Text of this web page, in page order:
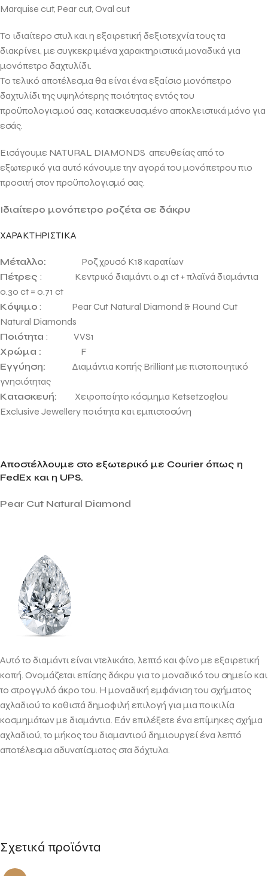
Marquise cut, Pear cut, Oval cut
Το ιδιαίτερο στυλ και η εξαιρετική δεξιοτεχνία τους τα
διακρίνει, με συγκεκριμένα χαρακτηριστικά μοναδικά για
μονόπετρο δαχτυλίδι.
Το τελικό αποτέλεσμα θα είναι ένα εξαίσιο μονόπετρο
δαχτυλίδι της υψηλότερης ποιότητας εντός του
προϋπολογισμού σας, κατασκευασμένο αποκλειστικά μόνο για
εσάς.
Εισάγουμε NATURAL DIAMONDS απευθείας από το
εξωτερικό για αυτό κάνουμε την αγορά του μονόπετρου πιο
προσιτή στον προϋπολογισμό σας.
Ιδιαίτερο μονόπετρο ροζέτα σε δάκρυ
ΧΑΡΑΚΤΗΡΙΣΤΙΚΑ
Μέταλλο: Ροζ χρυσό Κ18 καρατίων
Πέτρες : Κεντρικό διαμάντι 0.41 ct + πλαϊνά διαμάντια
0.30 ct = 0.71 ct
Κόψιμο : Pear Cut Natural Diamond & Round Cut
Natural Diamonds
Ποιότητα : VVS1
Χρώμα : F
Εγγύηση: Διαμάντια κοπής Brilliant με πιστοποιητικό
γνησιότητας
Κατασκευή: Χειροποίητο κόσμημα Ketsetzoglou
Exclusive Jewellery ποιότητα και εμπιστοσύνη
Αποστέλλουμε στο εξωτερικό με Courier όπως η
FedEx και η UPS.
Pear Cut Natural Diamond
Αυτό το διαμάντι είναι ντελικάτο, λεπτό και φίνο με εξαιρετική
κοπή. Ονομάζεται επίσης δάκρυ για το μοναδικό του σημείο και
το στρογγυλό άκρο του. Η μοναδική εμφάνιση του σχήματος
αχλαδιού το καθιστά δημοφιλή επιλογή για μια ποικιλία
κοσμημάτων με διαμάντια. Εάν επιλέξετε ένα επίμηκες σχήμα
αχλαδιού, το μήκος του διαμαντιού δημιουργεί ένα λεπτό
αποτέλεσμα αδυνατίσματος στα δάχτυλα.
Σχετικά προϊόντα